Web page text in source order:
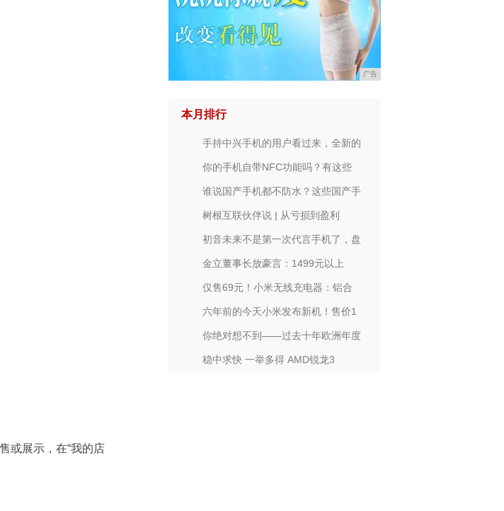
或展示，在“我的店
广告
本月排行
手持中兴手机的用户看过来，全新的
你的手机自带NFC功能吗？有这些
谁说国产手机都不防水？这些国产手
树根互联伙伴说 | 从亏损到盈利
初音未来不是第一次代言手机了，盘
金立董事长放豪言：1499元以上
仅售69元！小米无线充电器：铝合
六年前的今天小米发布新机！售价1
你绝对想不到——过去十年欧洲年度
稳中求快 一举多得 AMD锐龙3